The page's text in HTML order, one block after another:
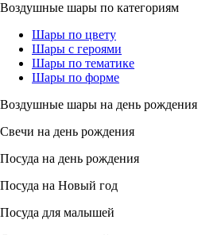
Воздушные шары по категориям
Шары по цвету
Шары с героями
Шары по тематике
Шары по форме
Воздушные шары на день рождения
Свечи на день рождения
Посуда на день рождения
Посуда на Новый год
Посуда для малышей